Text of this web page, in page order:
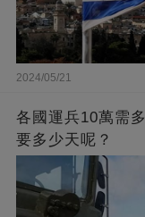
2024/05/21
各國運兵10萬需
要多少天呢？